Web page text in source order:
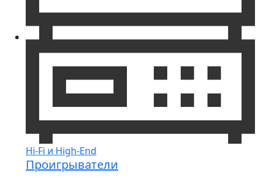
Hi-Fi и High-End
Проигрыватели